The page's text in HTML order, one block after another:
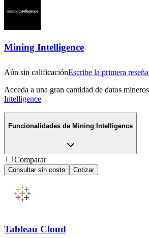
Mining Intelligence
Aún sin calificaciónEscribe la primera reseña
Acceda a una gran cantidad de datos
Intelligence
Funcionalidades de Mining Intelligence
Comparar
Consultar sin costo Cotizar
Tableau Cloud